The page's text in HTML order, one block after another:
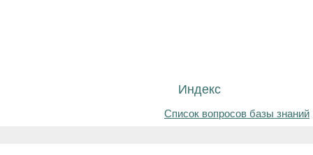
Индекс
Список вопросов базы знаний